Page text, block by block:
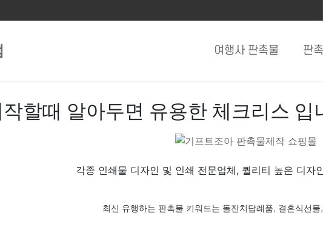
여행사 판촉물 판
할때 알아두면 유용한 체크리스 입
각종 인쇄물 디자인 및 인쇄 전문업체, 퀄리티 높은 디자
최신 유행하는 판촉물 키워드는 돌잔치답례품, 결혼식선